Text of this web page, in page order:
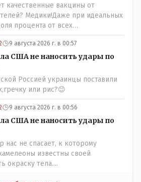
качественные вакцины от
Медики!Даже при идеальных
процента от всех
иметь плохие последствия от
как защита от дол.....бов не
курсами предметов, в
математики. Vlad Kostanai: Поэтому
и я в том числе своих не
и тем другим людям благодарен.
направленные на сокращение
в популяции соответствующих
благодарности. Мы и
загубили нормальный
9 августа 2026 г. в 00:57
США не наносить удары по
Россией украинцы поставили
или рис?😊
9 августа 2026 г. в 00:56
США не наносить удары по
нас не спасает, к которому
известны своей
окраску тела....